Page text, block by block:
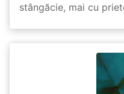
stângăcie, mai cu